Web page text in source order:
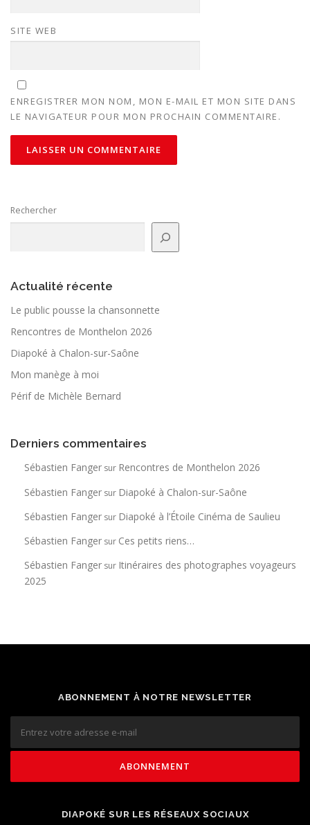
SITE WEB
ENREGISTRER MON NOM, MON E-MAIL ET MON SITE DANS
LE NAVIGATEUR POUR MON PROCHAIN COMMENTAIRE.
Rechercher
Actualité récente
Le public pousse la chan­son­nette
Rencontres de Monthelon 2026
Diapoké à Chalon-sur-Saône
Mon manège à moi
Périf de Michèle Bernard
Derniers commentaires
Sébastien Fanger sur Rencontres de Monthelon 2026
Sébastien Fanger sur Diapoké à Chalon-sur-Saône
Sébastien Fanger sur Diapoké à l’Étoile Cinéma de Saulieu
Sébastien Fanger sur Ces petits riens…
Sébastien Fanger sur Itinéraires des photographes voyageurs
2025
ABONNEMENT À NOTRE NEWSLETTER
DIAPOKÉ SUR LES RÉSEAUX SOCIAUX